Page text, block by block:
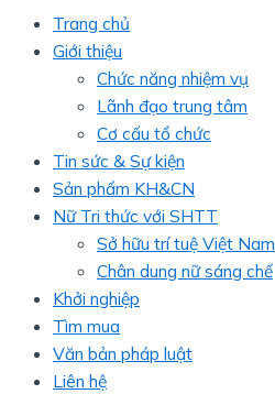
Trang chủ
Giới thiệu
Chức năng nhiệm vụ
Lãnh đạo trung tâm
Cơ cấu tổ chức
Tin sức & Sự kiện
Sản phẩm KH&CN
Nữ Tri thức với SHTT
Sở hữu trí tuệ Việt Nam
Chân dung nữ sáng chế
Khởi nghiệp
Tìm mua
Văn bản pháp luật
Liên hệ